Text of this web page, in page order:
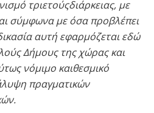
τριετούςδιάρκειας, με
σύμφωνα με όσα προβλέπει
αυτή εφαρμόζεται εδώ
Δήμους της χώρας και
νόμιμο καιθεσμικό
πραγματικών